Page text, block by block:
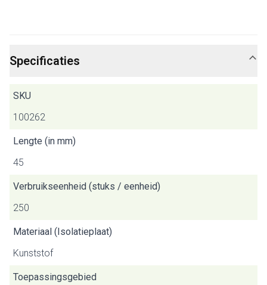
Specificaties
SKU
100262
Lengte (in mm)
45
Verbruikseenheid (stuks / eenheid)
250
Materiaal (Isolatieplaat)
Kunststof
Toepassingsgebied